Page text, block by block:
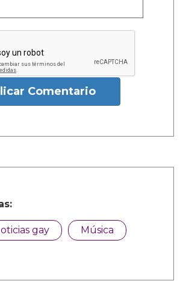
Comentario
gay Música